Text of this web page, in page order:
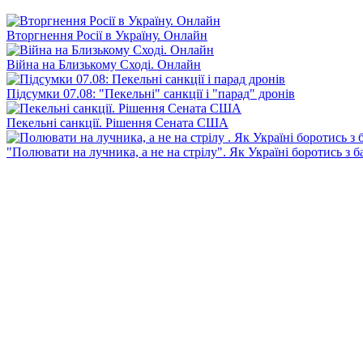
Вторгнення Росії в Україну. Онлайн
Війна на Близькому Сході. Онлайн
Підсумки 07.08: "Пекельні" санкції і "парад" дронів
Пекельні санкції. Рішення Сената США
"Полювати на лучника, а не на стрілу". Як Україні боротись з